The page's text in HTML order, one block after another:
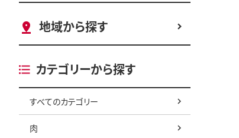
地域から探す
カテゴリーから探す
すべてのカテゴリー
肉